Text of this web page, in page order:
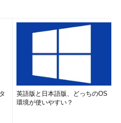
英語版と日本語版、どっちのOS
環境が使いやすい？